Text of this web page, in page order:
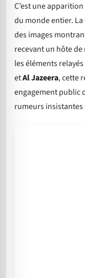
C’est une
du monde entier.
des images
recevant un hôte
les éléments
etAl Jazeera, cette
engagement public
rumeurs